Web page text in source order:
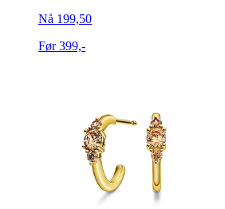
Nå 199,50
Før 399,-